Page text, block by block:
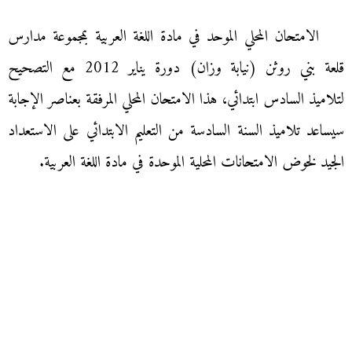
الامتحان المحلي الموحد في مادة اللغة العربية بمجموعة مدارس
قلعة بني روثن (نيابة وزان) دورة يناير 2012 مع التصحيح
لتلاميذ السادس ابتدائي، هذا الامتحان المحلي المرفقة بعناصر الإجابة
سيساعد تلاميذ السنة السادسة من التعليم الابتدائي على الاستعداد
الجيد لخوض الامتحانات المحلية الموحدة في مادة اللغة العربية.